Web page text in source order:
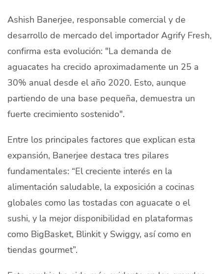
Ashish Banerjee, responsable comercial y de
desarrollo de mercado del importador Agrify Fresh,
confirma esta evolución: "La demanda de
aguacates ha crecido aproximadamente un 25 a
30% anual desde el año 2020. Esto, aunque
partiendo de una base pequeña, demuestra un
fuerte crecimiento sostenido".
Entre los principales factores que explican esta
expansión, Banerjee destaca tres pilares
fundamentales: “El creciente interés en la
alimentación saludable, la exposición a cocinas
globales como las tostadas con aguacate o el
sushi, y la mejor disponibilidad en plataformas
como BigBasket, Blinkit y Swiggy, así como en
tiendas gourmet”.